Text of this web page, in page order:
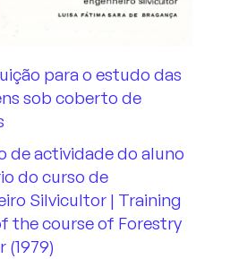
para o estudo das
sob coberto de
de actividade do aluno
do curso de
Silvicultor | Training
the course of Forestry
(1979)